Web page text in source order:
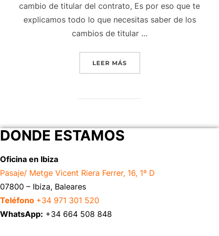
cambio de titular del contrato, Es por eso que te
explicamos todo lo que necesitas saber de los
cambios de titular …
LEER MÁS
DONDE ESTAMOS
Oficina en Ibiza
Pasaje/ Metge Vicent Riera Ferrer, 16, 1º D
07800 – Ibiza, Baleares
Teléfono +34 971 301 520
WhatsApp: +34 664 508 848